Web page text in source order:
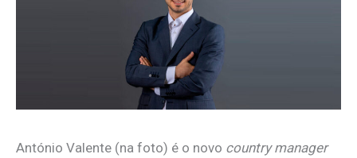
António Valente (na foto) é o novo country manager